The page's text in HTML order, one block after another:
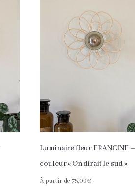
Luminaire fleur FRANCINE –
couleur « On dirait le sud »
À partir de 75,00€